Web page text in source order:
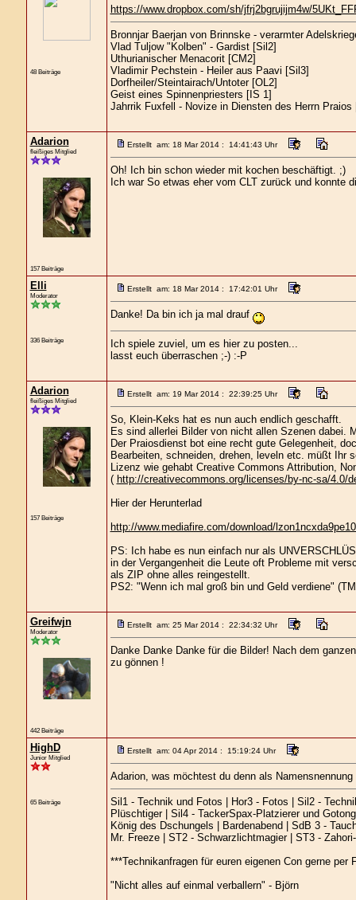
48 Beiträge
https://www.dropbox.com/sh/jfrj2bgrujijm4w/
Bronnjar Baerjan von Brinnske - verarmter
Vlad Tuljow "Kolben" - Gardist [Sil2]
Uthurianischer Menacorit [CM2]
Vladimir Pechstein - Heiler aus Paavi [Sil3]
Dorfheiler/Steintairach/Untoter [OL2]
Geist eines Spinnenpriesters [IS 1]
Jahrrik Fuxfell - Novize in Diensten des Herrn Praios
Adarion
fleißiges Mitglied
157 Beiträge
Erstellt am: 18 Mar 2014 : 14:41:43 Uhr
Oh! Ich bin schon wieder mit kochen beschäftigt. ;)
Ich war So etwas eher vom CLT zurück und konnte
Elli
Moderator
336 Beiträge
Erstellt am: 18 Mar 2014 : 17:42:01 Uhr
Danke! Da bin ich ja mal drauf
Ich spiele zuviel, um es hier zu posten...
lasst euch überraschen ;-) :-P
Adarion
fleißiges Mitglied
157 Beiträge
Erstellt am: 19 Mar 2014 : 22:39:25 Uhr
So, Klein-Keks hat es nun auch endlich geschafft.
Es sind allerlei Bilder von nicht allen Szenen dabei.
Der Praiosdienst bot eine recht gute Gelegenheit,
Bearbeiten, schneiden, drehen, leveln etc. müßt Ihr
Lizenz wie gehabt Creative Commons Attribution,
( http://creativecommons.org/licenses/by-nc-sa/4.0/
Hier der Herunterlad
http://www.mediafire.com/download/
PS: Ich habe es nun einfach nur als
in der Vergangenheit die Leute oft Probleme mit
als ZIP ohne alles reingestellt.
PS2: "Wenn ich mal groß bin und Geld verdiene"
Greifwjn
Moderator
442 Beiträge
Erstellt am: 25 Mar 2014 : 22:34:32 Uhr
Danke Danke Danke für die Bilder! Nach dem
zu gönnen !
HighD
Junior Mitglied
65 Beiträge
Erstellt am: 04 Apr 2014 : 15:19:24 Uhr
Adarion, was möchtest du denn als Namensnennung
Sil1 - Technik und Fotos | Hor3 - Fotos | Sil2 -
Plüschtiger | Sil4 - TackerSpax-Platzierer und
König des Dschungels | Bardenabend | SdB 3 -
Mr. Freeze | ST2 - Schwarzlichtmagier | ST3 -
***Technikanfragen für euren eigenen Con gerne per
"Nicht alles auf einmal verballern" - Björn